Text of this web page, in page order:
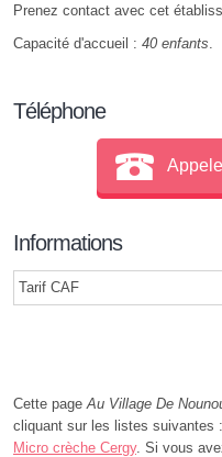
Prenez contact avec cet
Capacité d'accueil : 40 enfants
Téléphone
Informations
Tarif CAF
Cette page Au Village De
cliquant sur les listes suivantes :
Micro crèche Cergy. Si vous